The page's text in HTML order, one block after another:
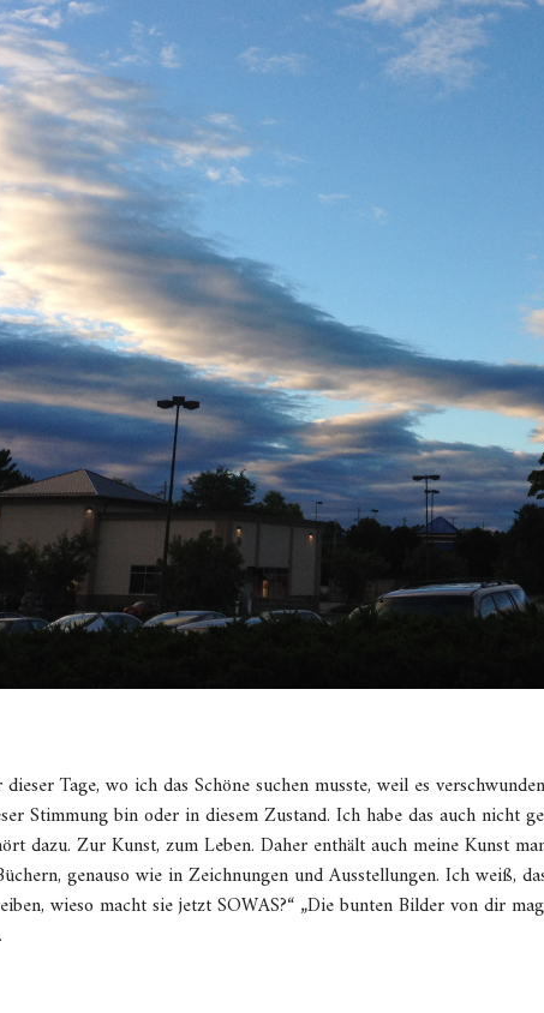
Tage, wo ich das Schöne suchen musste, weil es
Stimmung bin oder in diesem Zustand. Ich habe das auch nicht
dazu. Zur Kunst, zum Leben. Daher enthält auch meine Kunst
genauso wie in Zeichnungen und Ausstellungen. Ich weiß,
wieso macht sie jetzt SOWAS?“ „Die bunten Bilder von dir